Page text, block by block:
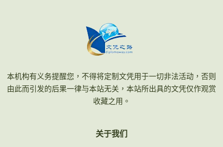
本机构有义务提醒您，不得将定制文凭用于一切非法活动，否则
由此而引发的后果一律与本站无关，本站所出具的文凭仅作观赏
收藏之用。
关于我们